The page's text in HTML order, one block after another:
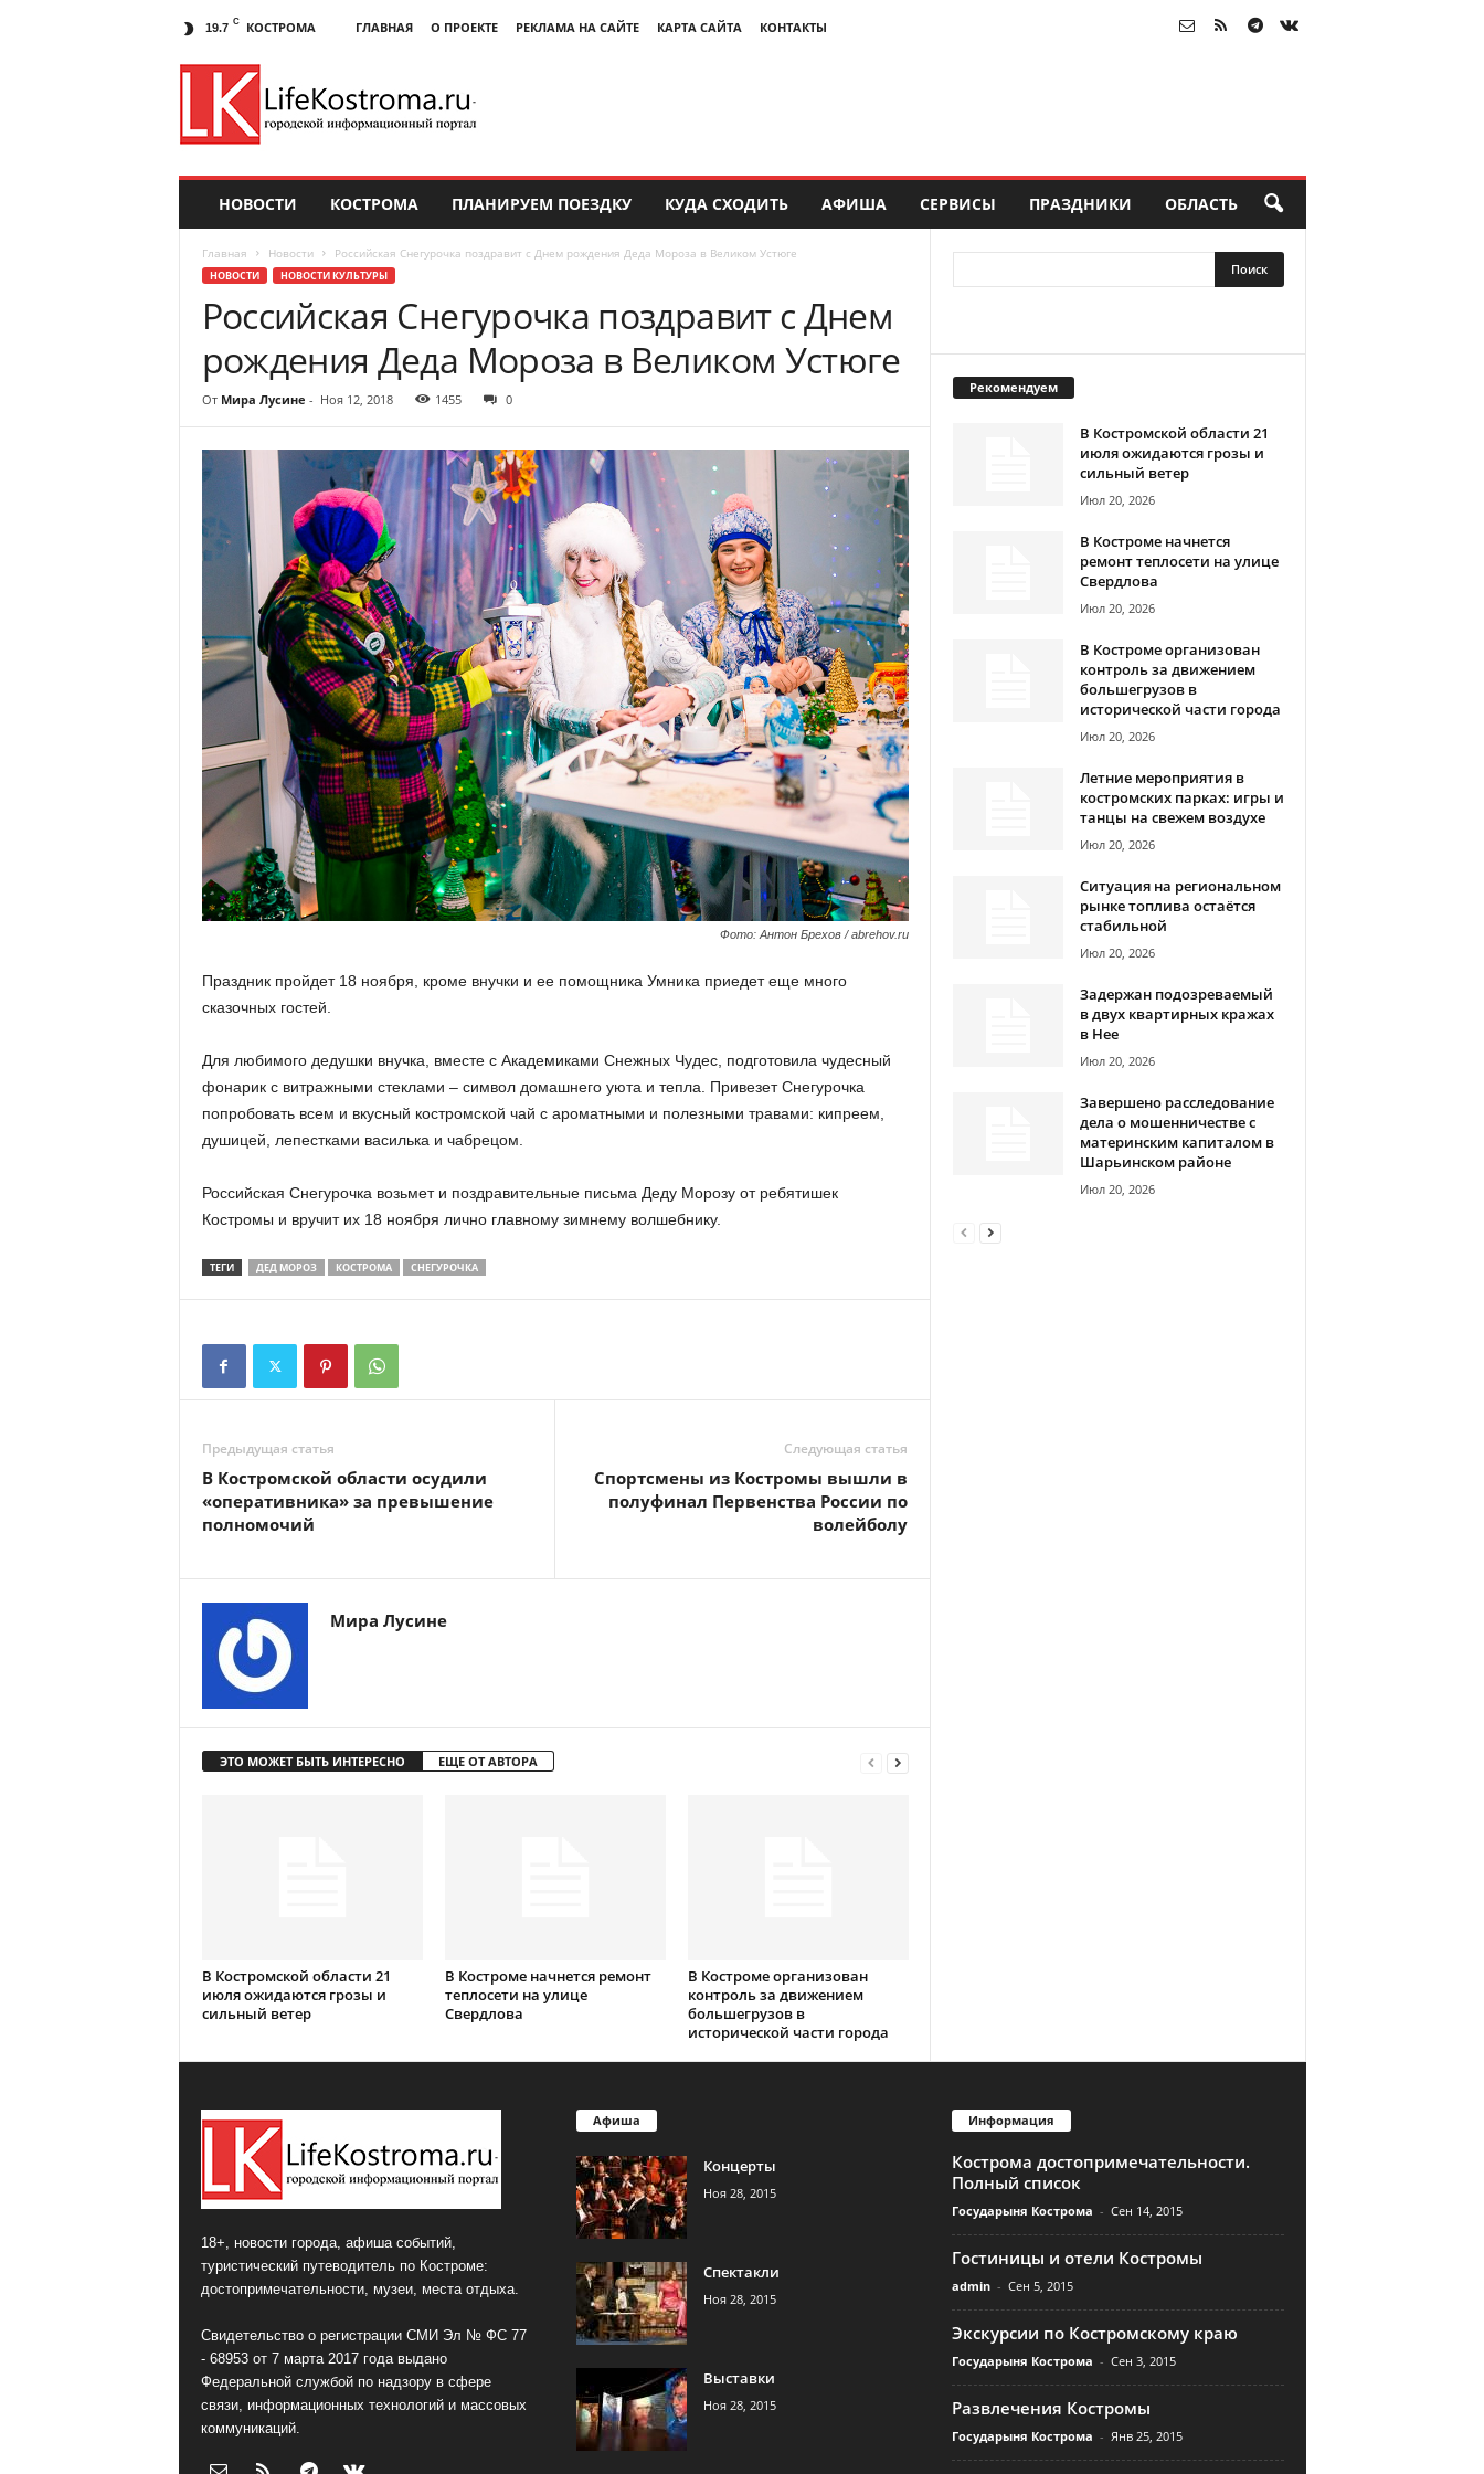
19.7 C КОСТРОМА ГЛАВНАЯ О ПРОЕКТЕ РЕКЛАМА НА САЙТЕ КАРТА САЙТА КОНТАКТЫ
НОВОСТИ КОСТРОМА ПЛАНИРУЕМ ПОЕЗДКУ КУДА СХОДИТЬ АФИША СЕРВИСЫ ПРАЗДНИКИ ОБЛАСТЬ
Главная Новости Российская Снегурочка поздравит с Днем рождения Деда Мороза в Великом Устюге
НОВОСТИ НОВОСТИ КУЛЬТУРЫ
Российская Снегурочка поздравит с Днем
рождения Деда Мороза в Великом Устюге
От Мира Лусине - Ноя 12, 2018 1455 0
Фото: Антон Брехов / abrehov.ru
Праздник пройдет 18 ноября, кроме внучки и ее помощника Умника приедет еще много
сказочных гостей.
Для любимого дедушки внучка, вместе с Академиками Снежных Чудес, подготовила чудесный
фонарик с витражными стеклами – символ домашнего уюта и тепла. Привезет Снегурочка
попробовать всем и вкусный костромской чай с ароматными и полезными травами: кипреем,
душицей, лепестками василька и чабрецом.
Российская Снегурочка возьмет и поздравительные письма Деду Морозу от ребятишек
Костромы и вручит их 18 ноября лично главному зимнему волшебнику.
ТЕГИ ДЕД МОРОЗ КОСТРОМА СНЕГУРОЧКА
Предыдущая статья
В Костромской области осудили
«оперативника» за превышение
полномочий
Следующая статья
Спортсмены из Костромы вышли в
полуфинал Первенства России по
волейболу
Мира Лусине
ЭТО МОЖЕТ БЫТЬ ИНТЕРЕСНО ЕЩЕ ОТ АВТОРА
В Костромской области 21
июля ожидаются грозы и
сильный ветер
В Костроме начнется ремонт
теплосети на улице
Свердлова
В Костроме организован
контроль за движением
большегрузов в
исторической части города
Рекомендуем
В Костромской области 21
июля ожидаются грозы и
сильный ветер
Июл 20, 2026
В Костроме начнется
ремонт теплосети на улице
Свердлова
Июл 20, 2026
В Костроме организован
контроль за движением
большегрузов в
исторической части города
Июл 20, 2026
Летние мероприятия в
костромских парках: игры и
танцы на свежем воздухе
Июл 20, 2026
Ситуация на региональном
рынке топлива остаётся
стабильной
Июл 20, 2026
Задержан подозреваемый
в двух квартирных кражах
в Нее
Июл 20, 2026
Завершено расследование
дела о мошенничестве с
материнским капиталом в
Шарьинском районе
Июл 20, 2026
18+, новости города, афиша событий,
туристический путеводитель по Костроме:
достопримечательности, музеи, места отдыха.
Свидетельство о регистрации СМИ Эл № ФС 77
- 68953 от 7 марта 2017 года выдано
Федеральной службой по надзору в сфере
связи, информационных технологий и массовых
коммуникаций.
Афиша
Концерты
Ноя 28, 2015
Спектакли
Ноя 28, 2015
Выставки
Ноя 28, 2015
Информация
Кострома достопримечательности.
Полный список
Государыня Кострома - Сен 14, 2015
Гостиницы и отели Костромы
admin - Сен 5, 2015
Экскурсии по Костромскому краю
Государыня Кострома - Сен 3, 2015
Развлечения Костромы
Государыня Кострома - Янв 25, 2015